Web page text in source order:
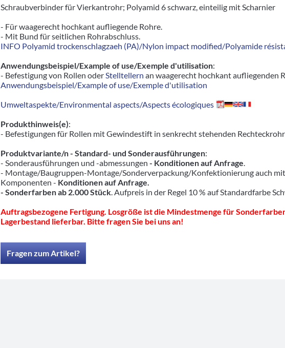
Schraubverbinder für Vierkantrohr; Polyamid 6 schwarz, einteilig mit Scharnier
- Für waagerecht hochkant aufliegende Rohre.
- Mit Bund für seitlichen Rohrabschluss.
INFO Polyamid trockenschlagzaeh (PA)/Nylon impact modified/Polyamide
Anwendungsbeispiel/Example of use/Exemple d'utilisation:
- Befestigung von Rollen oderStelltellern an waagerecht hochkant aufliegenden
Anwendungsbeispiel/Example of use/Exemple d'utilisation
Umweltaspekte/Environmental aspects/Aspects écologiques
Produkthinweis(e):
- Befestigungen für Rollen mit Gewindestift in senkrecht stehenden
Produktvariante/n - Standard- und Sonderausführungen:
- Sonderausführungen und -abmessungen - Konditionen auf Anfrage.
- Montage/Baugruppen-Montage/Sonderverpackung/Konfektionierung auch
Komponenten - Konditionen auf Anfrage.
- Sonderfarben ab 2.000 Stück. Aufpreis in der Regel 10 % auf Standardfarbe
Auftragsbezogene Fertigung. Losgröße ist die Mindestmenge für
Lagerbestand lieferbar. Bitte fragen Sie bei uns an!
Fragen zum Artikel?